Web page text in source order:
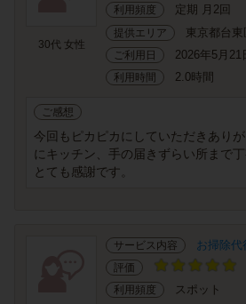
30代 女性
利用頻度
定期 月2回
提供エリア 東京都台東
ご利用日 2026年5月21
利用時間 2.0時間
ご感想
今回もピカピカにしていただきあり
にキッチン、手の届きずらい所まで
とても感謝です。
サービス内容 お掃除代
評価
利用頻度
スポット